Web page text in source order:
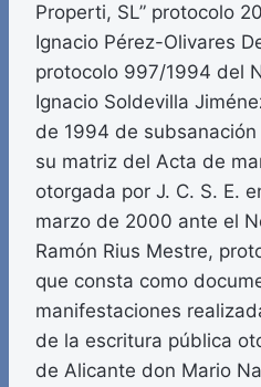
Properti, SL” protocolo
Ignacio Pérez-Olivares
protocolo 997/1994 del
Ignacio Soldevilla
de 1994 de
su matriz del Acta de
otorgada por J. C. S. E.
marzo de 2000 ante el
Ramón Rius Mestre,
que consta como
manifestaciones
de la escritura pública
de Alicante don Mario